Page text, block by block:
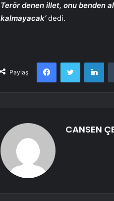
Terör denen illet, onu benden
kalmayacak’ dedi.
Paylaş
FacebookTwitter
CANSEN